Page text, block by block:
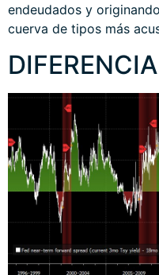
endeudados y
cuerva de tipos más